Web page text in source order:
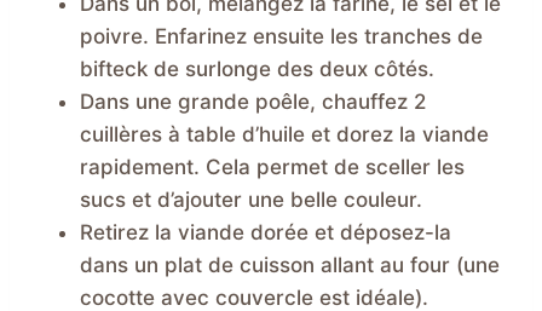
poivre. Enfarinez ensuite les tranches de
bifteck de surlonge des deux côtés.
Dans une grande poêle, chauffez 2
cuillères à table d’huile et dorez la viande
rapidement. Cela permet de sceller les
sucs et d’ajouter une belle couleur.
Retirez la viande dorée et déposez-la
dans un plat de cuisson allant au four (une
cocotte avec couvercle est idéale).